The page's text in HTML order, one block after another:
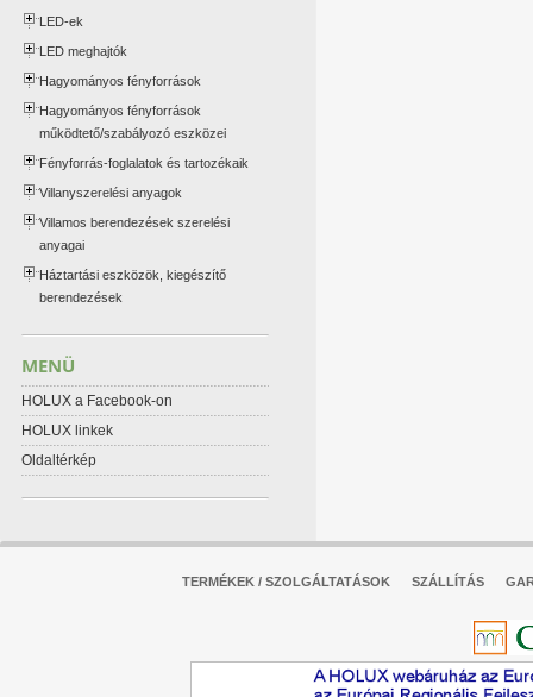
LED-ek
LED meghajtók
Hagyományos fényforrások
Hagyományos fényforrások
működtető/szabályozó eszközei
Fényforrás-foglalatok és tartozékaik
Villanyszerelési anyagok
Villamos berendezések szerelési
anyagai
Háztartási eszközök, kiegészítő
berendezések
MENÜ
HOLUX a Facebook-on
HOLUX linkek
Oldaltérkép
TERMÉKEK / SZOLGÁLTATÁSOK SZÁLLÍTÁS